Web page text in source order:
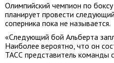
Олимпийский чемпион по
планирует провести
соперника пока не называется.
«Следующий бой Альберта
Наиболее вероятно, что он
ТАСС представитель команды